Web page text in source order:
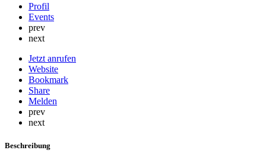
Profil
Events
prev
next
Jetzt anrufen
Website
Bookmark
Share
Melden
prev
next
Beschreibung